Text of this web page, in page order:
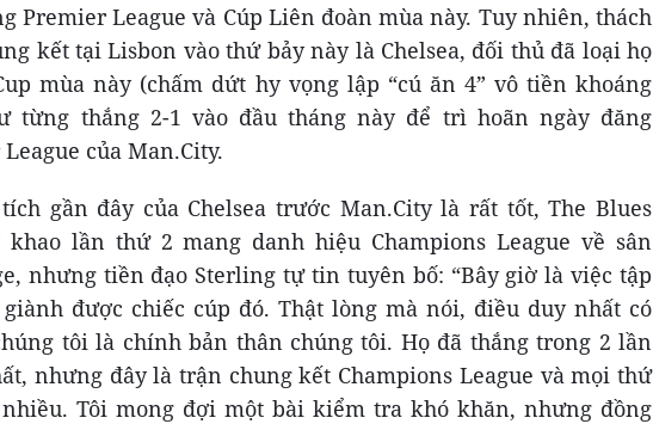
Premier League và Cúp Liên đoàn mùa này. Tuy nhiên, thách
kết tại Lisbon vào thứ bảy này là Chelsea, đối thủ đã loại họ
mùa này (chấm dứt hy vọng lập “cú ăn 4” vô tiền khoáng
từng thắng 2-1 vào đầu tháng này để trì hoãn ngày đăng
của Man.City.
gần đây của Chelsea trước Man.City là rất tốt, The Blues
lần thứ 2 mang danh hiệu Champions League về sân
nhưng tiền đạo Sterling tự tin tuyên bố: “Bây giờ là việc tập
được chiếc cúp đó. Thật lòng mà nói, điều duy nhất có
tôi là chính bản thân chúng tôi. Họ đã thắng trong 2 lần
nhưng đây là trận chung kết Champions League và mọi thứ
Tôi mong đợi một bài kiểm tra khó khăn, nhưng đồng